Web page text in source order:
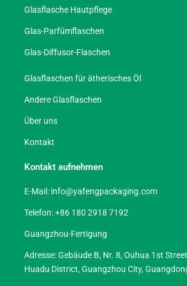
Glasflasche Hautpflege
Glas-Parfümflaschen
Glas-Diffusor-Flaschen
Glasflaschen für ätherisches Öl
Andere Glasflaschen
Über uns
Kontakt
Kontakt aufnehmen
E-Mail: info@yafengpackaging.com
Telefon: +86 180 2918 7192
Guangzhou-Fertigung
Adresse: Gebäude B, Nr. 8, Ouhua 1st
Huadu District, Guangzhou City,